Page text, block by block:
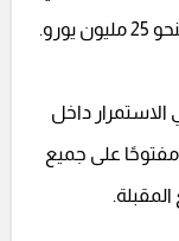
داخل
مفتوحًا على جميع